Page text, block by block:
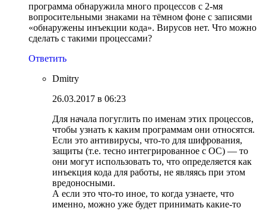
программа обнаружила много процессов с 2-мя
вопросительными знаками на тёмном фоне с записями
«обнаружены инъекции кода». Вирусов нет. Что можно
сделать с такими процессами?
Ответить
Dmitry
26.03.2017 в 06:23
Для начала погуглить по именам этих процессов,
чтобы узнать к каким программам они относятся.
Если это антивирусы, что-то для шифрования,
защиты (т.е. тесно интегрированное с ОС) — то
они могут использовать то, что определяется как
инъекция кода для работы, не являясь при этом
вредоносными.
А если это что-то иное, то когда узнаете, что
именно, можно уже будет принимать какие-то